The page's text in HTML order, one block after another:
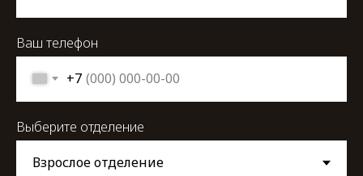
Ваш телефон
+7
Выберите отделение